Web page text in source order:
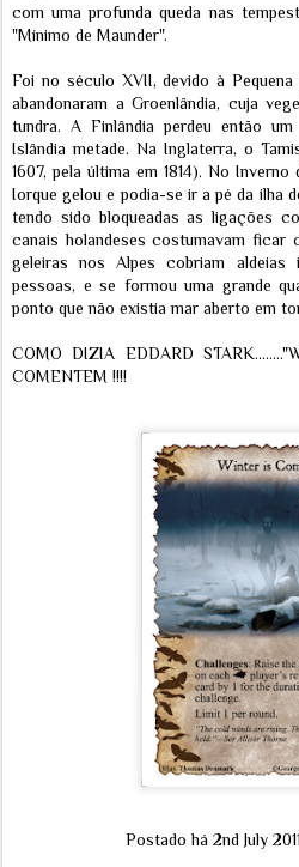
com uma profunda queda nas
"Mínimo de Maunder".
Foi no século XVII, devido à
abandonaram a Groenlândia, cuja
tundra. A Finlândia perdeu então
Islândia metade. Na Inglaterra, o
1607, pela última em 1814). No
Iorque gelou e podia-se ir a pé da ilha
tendo sido bloqueadas as ligações
canais holandeses costumavam ficar
geleiras nos Alpes cobriam aldeias
pessoas, e se formou uma grande
ponto que não existia mar aberto em
COMO DIZIA EDDARD
COMENTEM !!!!
Postado há 2nd July 2011